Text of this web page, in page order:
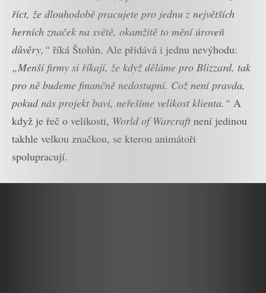
říct, že dlouhodobě pracujete pro jednu z největších
herních značek na světě, okamžitě to mění úroveň
důvěry,“ říká Štolún. Ale přidává i jednu nevýhodu:
„Menší firmy si říkají, že když děláme pro Blizzard, tak
pro ně budeme finančně nedostupní. Což není pravda,
pokud nás projekt baví, neřešíme velikost klienta.“ A
když je řeč o velikosti, World of Warcraft není jedinou
takhle velkou značkou, se kterou animátoři
spolupracují.